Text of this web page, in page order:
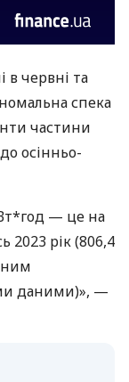
в червні та
спека
частини
осінньо-
— це на
2023 рік (806,4
даними)», —